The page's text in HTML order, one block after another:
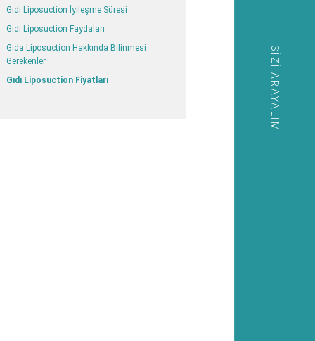
SIZI ARAYALIM
Gıdı Liposuction İyileşme Süresi
Gıdı Liposuction Faydaları
Gıda Liposuction Hakkında Bilinmesi
Gerekenler
Gıdı Liposuction Fiyatları